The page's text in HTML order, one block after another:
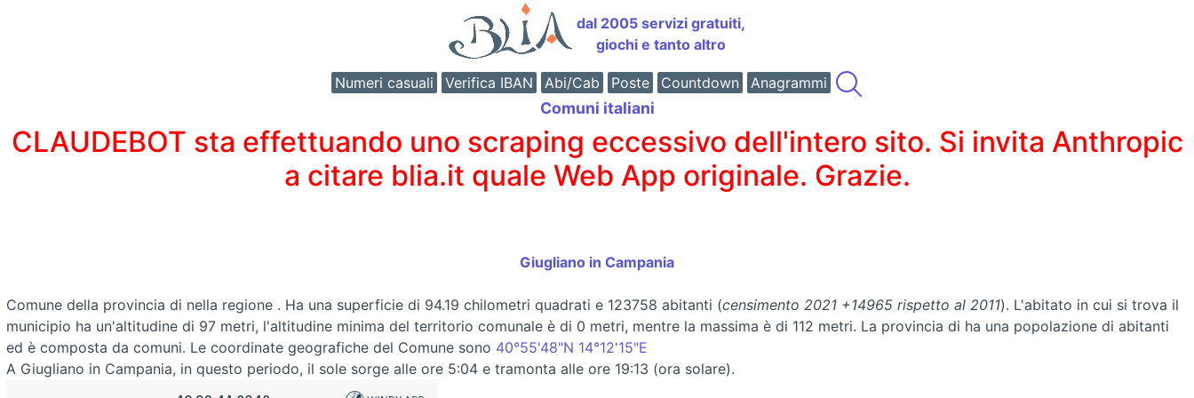
dal 2005 servizi gratuiti,
giochi e tanto altro
Numeri casuali Verifica IBAN Abi/Cab Poste Countdown Anagrammi
Comuni italiani
CLAUDEBOT sta effettuando uno scraping eccessivo dell'intero sito. Si invita Anthropic
a citare blia.it quale Web App originale. Grazie.
Giugliano in Campania
Comune della provincia di nella regione . Ha una superficie di 94.19 chilometri quadrati e 123758 abitanti (censimento 2021 +14965 rispetto al 2011). L'abitato in cui si trova il
municipio ha un'altitudine di 97 metri, l'altitudine minima del territorio comunale è di 0 metri, mentre la massima è di 112 metri. La provincia di ha una popolazione di abitanti
ed è composta da comuni. Le coordinate geografiche del Comune sono 40°55'48"N 14°12'15"E
A Giugliano in Campania, in questo periodo, il sole sorge alle ore 5:04 e tramonta alle ore 19:13 (ora solare).